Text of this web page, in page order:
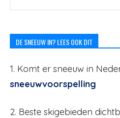
DE SNEEUW IN? LEES OOK DIT
1. Komt er sneeuw in
sneeuwvoorspelling
2. Beste skigebieden